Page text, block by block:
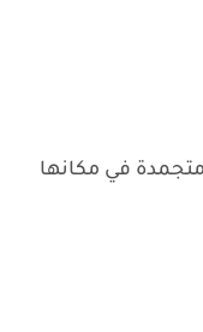
في مكانها